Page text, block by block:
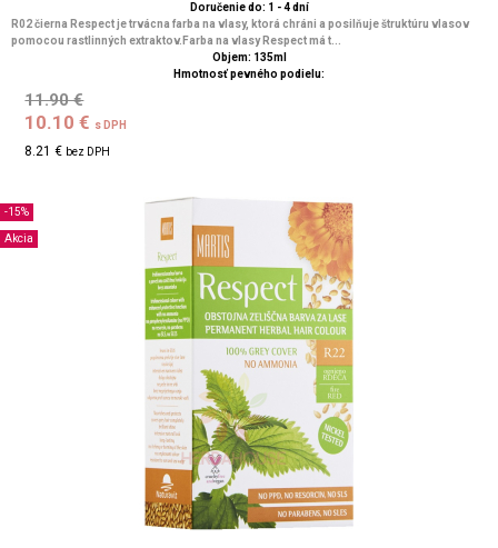
Doručenie do: 1 - 4 dní
R02 čierna Respect je trvácna farba na vlasy, ktorá chráni a posilňuje štruktúru vlasov
pomocou rastlinných extraktov.Farba na vlasy Respect má t...
Objem: 135ml
Hmotnosť pevného podielu:
11.90 €
10.10 € s DPH
8.21 € bez DPH
-15%
Akcia